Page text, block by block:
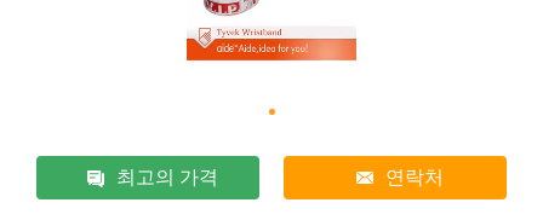
최고의 가격 연락처